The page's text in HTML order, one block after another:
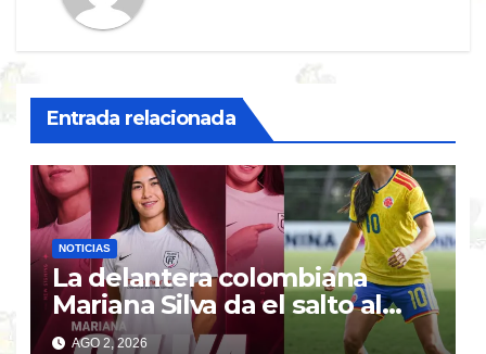
Entrada relacionada
NOTICIAS
La delantera colombiana
Mariana Silva da el salto al
Madrid CFF en España
AGO 2, 2026